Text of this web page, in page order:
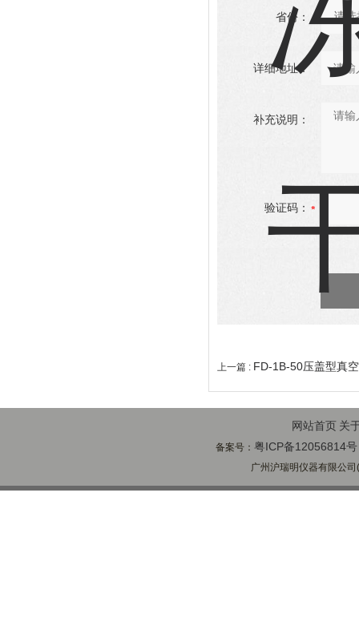
省份：
详细地址：
补充说明：
验证码：
上一篇 : FD-1B-50压盖型真
网站首页 关
备案号： 粤ICP备12056814号
广州沪瑞明仪器有限公